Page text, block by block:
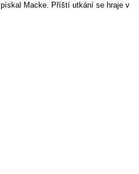
Macke. Příští utkání se hraje v